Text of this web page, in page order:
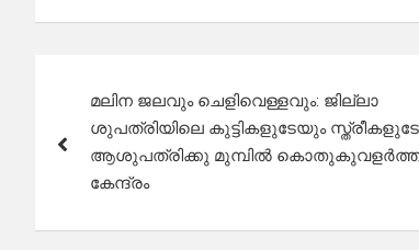
navigation
മലിന ജലവും ചെളിവെള്ളവും: ജില്ലാ
ശുപത്രിയിലെ കുട്ടികളുടേയും
ആശുപത്രിക്കു മുമ്പിൽ
കേന്ദ്രം